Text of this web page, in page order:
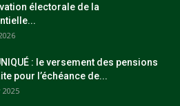
électorale de la
: le versement des pensions
pour l’échéance de...